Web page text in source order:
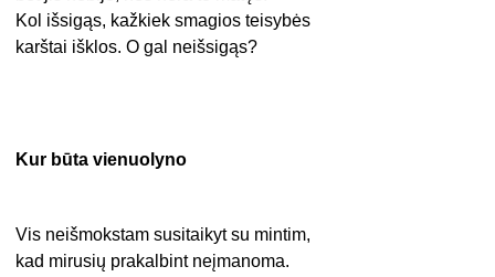
Kol išsigąs, kažkiek smagios teisybės
karštai išklos. O gal neišsigąs?
Kur būta vienuolyno
Vis neišmokstam susitaikyt su mintim,
kad mirusių prakalbint neįmanoma.